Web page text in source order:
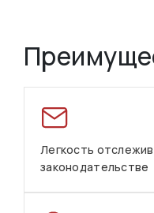
Легкость
законодательстве